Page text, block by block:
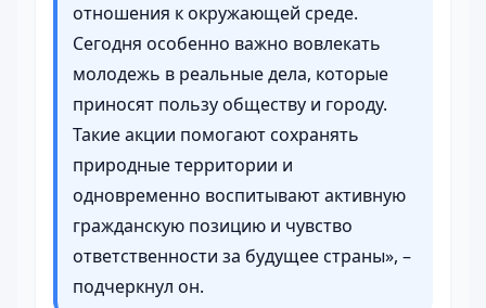
отношения к окружающей среде.
Сегодня особенно важно вовлекать
молодежь в реальные дела, которые
приносят пользу обществу и городу.
Такие акции помогают сохранять
природные территории и
одновременно воспитывают активную
гражданскую позицию и чувство
ответственности за будущее страны», –
подчеркнул он.